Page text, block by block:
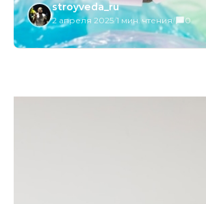
stroyveda_ru
2 апреля 2025/1 мин. чтения/ 0